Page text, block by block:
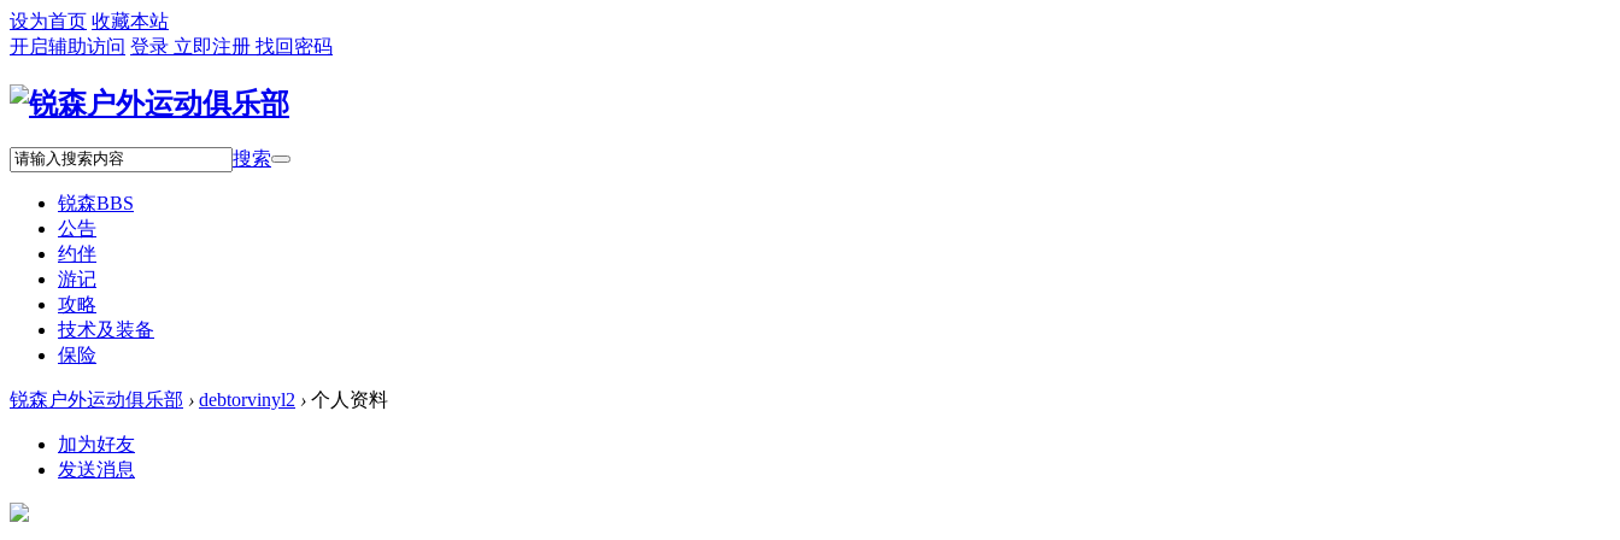
设为首页 收藏本站
开启辅助访问 登录 立即注册 找回密码
搜索
锐森BBS
公告
约伴
游记
攻略
技术及装备
保险
锐森户外运动俱乐部 › debtorvinyl2 › 个人资料
加为好友
发送消息